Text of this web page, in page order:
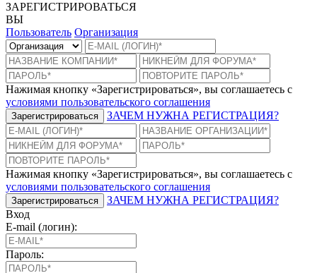
ЗАРЕГИСТРИРОВАТЬСЯ
ВЫ
Пользователь Организация
Нажимая кнопку «Зарегистрироваться», вы соглашаетесь с
условиями пользовательского соглашения
Зарегистрироваться ЗАЧЕМ НУЖНА РЕГИСТРАЦИЯ?
Нажимая кнопку «Зарегистрироваться», вы соглашаетесь с
условиями пользовательского соглашения
Зарегистрироваться
ЗАЧЕМ НУЖНА РЕГИСТРАЦИЯ?
Вход
E-mail (логин):
Пароль: